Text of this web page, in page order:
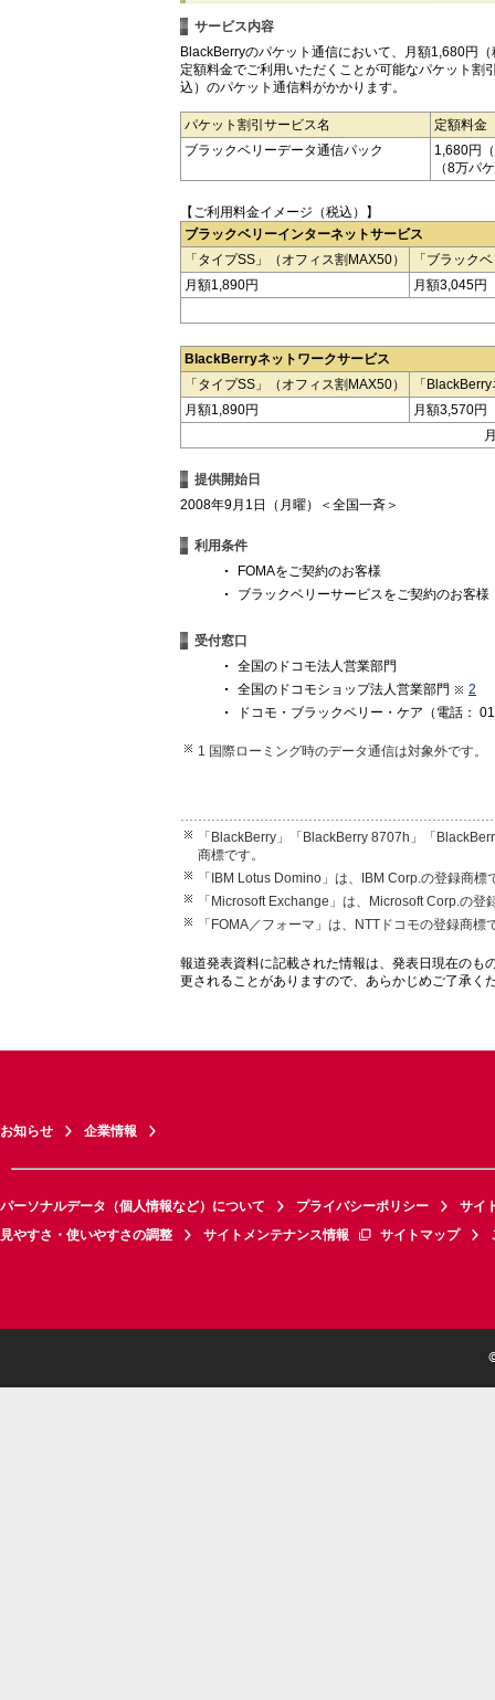
サービス内容
BlackBerryのパケット通信において、月額1,680円
定額料金でご利用いただくことが可能なパケット
込）のパケット通信料がかかります。
パケット割引サービス名
定額料金
ブラックベリーデータ通信パック
1,680円
（8万パ
【ご利用料金イメージ（税込）】
ブラックベリーインターネットサービス
「タイプSS」（オフィス割MAX50）
「ブラック
月額1,890円
月額3,045円
BlackBerryネットワークサービス
「タイプSS」（オフィス割MAX50）
「
月額1,890円
月額3,570円
提供開始日
2008年9月1日（月曜）＜全国一斉＞
利用条件
FOMAをご契約のお客様
ブラックベリーサービスをご契約のお客様
受付窓口
全国のドコモ法人営業部門
全国のドコモショップ法人営業部門
2
ドコモ・ブラックベリー・ケア（電話：
1 国際ローミング時のデータ通信は対象外です。
「BlackBerry」「BlackBerry 8707h」「
商標です。
「IBM Lotus Domino」は、IBM Corp.の登録商標
「Microsoft Exchange」は、Microsoft Corp.の登
「FOMA／フォーマ」は、NTTドコモの登録商標
報道発表資料に記載された情報は、発表日現在のも
更されることがありますので、あらかじめご了承く
お知らせ 企業情報
パーソナルデータ（個人情報など）について プライバシーポリシー
サイ
見やすさ・使いやすさの調整
サイトメンテナンス情報 サイトマップ